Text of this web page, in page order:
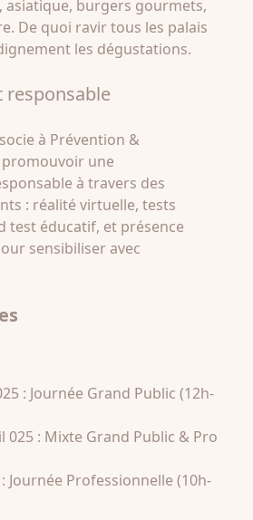
asiatique, burgers gourmets,
De quoi ravir tous les palais
les dégustations.
responsable
à Prévention &
une
à travers des
: réalité virtuelle, tests
test éducatif, et présence
sensibiliser avec
: Journée Grand Public (12h-
025 : Mixte Grand Public & Pro
Journée Professionnelle (10h-